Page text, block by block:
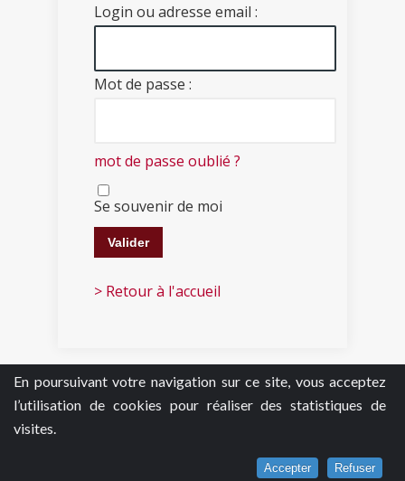
En poursuivant votre navigation sur ce site, vous acceptez
l’utilisation de cookies pour réaliser des statistiques de
visites.
Accepter Refuser
Login ou adresse email :
Mot de passe :
mot de passe oublié ?
Se souvenir de moi
> Retour à l'accueil